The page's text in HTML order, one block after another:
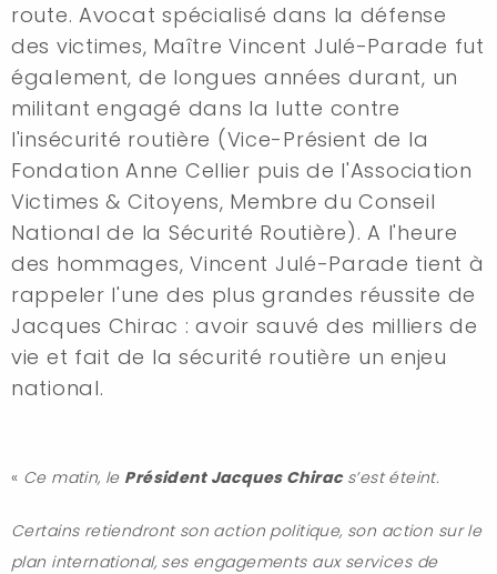
route. Avocat spécialisé dans la défense
des victimes, Maître Vincent Julé-Parade fut
également, de longues années durant, un
militant engagé dans la lutte contre
l'insécurité routière (Vice-Présient de la
Fondation Anne Cellier puis de l'Association
Victimes & Citoyens, Membre du Conseil
National de la Sécurité Routière). A l'heure
des hommages, Vincent Julé-Parade tient à
rappeler l'une des plus grandes réussite de
Jacques Chirac : avoir sauvé des milliers de
vie et fait de la sécurité routière un enjeu
national.
« Ce matin, le Président Jacques Chiracs’est éteint.
Certains retiendront son action politique, son action sur le
plan international, ses engagements aux services de